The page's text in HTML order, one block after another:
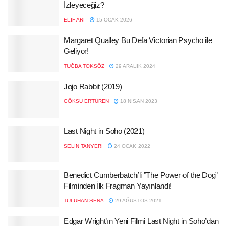
İzleyeceğiz?
ELIF ARI 15 OCAK 2026
Margaret Qualley Bu Defa Victorian Psycho ile
Geliyor!
TUĞBA TOKSÖZ 29 ARALIK 2024
Jojo Rabbit (2019)
GÖKSU ERTÜREN 18 NISAN 2023
Last Night in Soho (2021)
SELIN TANYERI 24 OCAK 2022
Benedict Cumberbatch’li ”The Power of the Dog”
Filminden İlk Fragman Yayınlandı!
TULUHAN SENA 29 AĞUSTOS 2021
Edgar Wright’ın Yeni Filmi Last Night in Soho’dan